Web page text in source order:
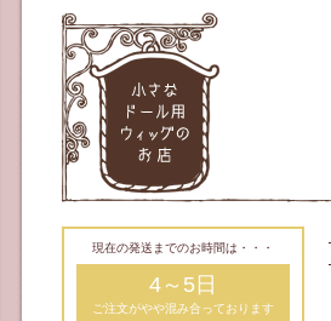
現在の発送までのお時間は・・・
4～5日
ご注文がやや混み合っております